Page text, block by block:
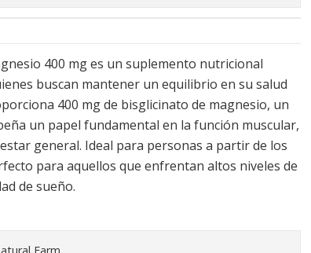
400 mg es un suplemento nutricional
buscan mantener un equilibrio en su salud
400 mg de bisglicinato de magnesio, un
un papel fundamental en la función muscular,
general. Ideal para personas a partir de los
para aquellos que enfrentan altos niveles de
de sueño.